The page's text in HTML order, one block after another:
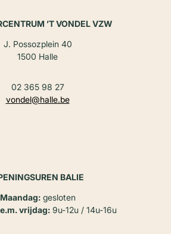
’T VONDEL VZW
J. Possozplein 40
1500 Halle
02 365 98 27
vondel@halle.be
BALIE
Maandag:gesloten
vrijdag:9u-12u / 14u-16u